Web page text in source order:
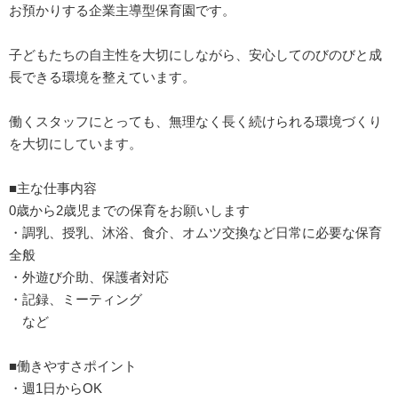
お預かりする企業主導型保育園です。
子どもたちの自主性を大切にしながら、安心してのびのびと成
長できる環境を整えています。
働くスタッフにとっても、無理なく長く続けられる環境づくり
を大切にしています。
■主な仕事内容
0歳から2歳児までの保育をお願いします
・調乳、授乳、沐浴、食介、オムツ交換など日常に必要な保育
全般
・外遊び介助、保護者対応
・記録、ミーティング
など
■働きやすさポイント
・週1日からOK